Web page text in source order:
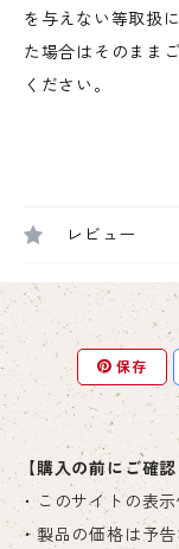
を与えない等取扱
た場合はそのまま
ください。
レビュー
保存
【購入の前にご確認
・このサイトの表
・製品の価格は予